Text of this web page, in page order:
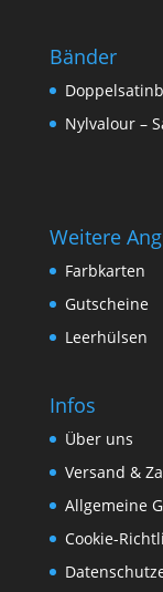
Bänder
Nylvalour –
Weitere
Farbkarten
Gutscheine
Leerhülsen
Infos
Über uns
Versand &
Allgemeine
Cookie-